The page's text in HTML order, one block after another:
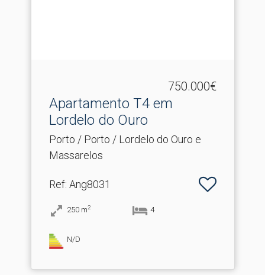
750.000€
Apartamento T4 em
Lordelo do Ouro
Porto / Porto / Lordelo do Ouro e
Massarelos
Ref: Ang8031
250 m2 4
N/D